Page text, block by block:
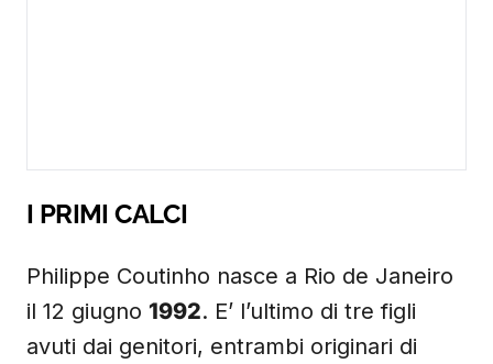
I PRIMI CALCI
Philippe Coutinho nasce a Rio de Janeiro
il 12 giugno 1992. E’ l’ultimo di tre figli
avuti dai genitori, entrambi originari di